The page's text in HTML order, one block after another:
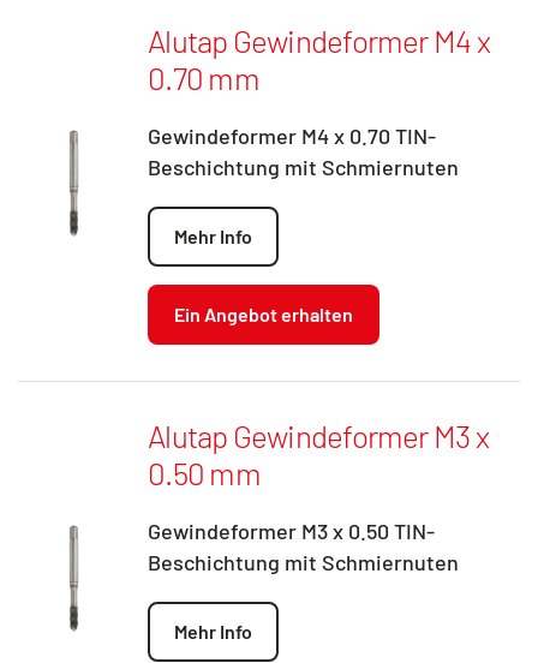
Alutap Gewindeformer M4 x
0.70 mm
Gewindeformer M4 x 0.70 TIN-
Beschichtung mit Schmiernuten
Mehr Info
Ein Angebot erhalten
Alutap Gewindeformer M3 x
0.50 mm
Gewindeformer M3 x 0.50 TIN-
Beschichtung mit Schmiernuten
Mehr Info